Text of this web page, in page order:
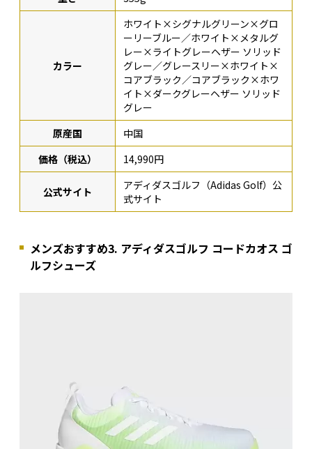
カラー
ホワイト×シグナルグリーン×グロ
ーリーブルー／ホワイト×メタルグ
レー×ライトグレーヘザー ソリッド
グレー／グレースリー×ホワイト×
コアブラック／コアブラック×ホワ
イト×ダークグレーヘザー ソリッド
グレー
原産国
中国
価格（税込）
14,990円
公式サイト
アディダスゴルフ（Adidas Golf）公
式サイト
メンズおすすめ3. アディダスゴルフ コードカオス ゴ
ルフシューズ